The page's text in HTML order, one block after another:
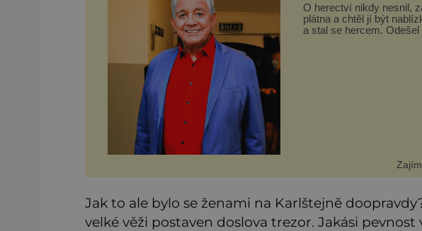
O herectví nikdy nesnil,
plátna a chtěl jí být
a stal se hercem.
Jak to ale bylo se ženami na Karlštejně
velké věži postaven doslova trezor. Jakási pevnost